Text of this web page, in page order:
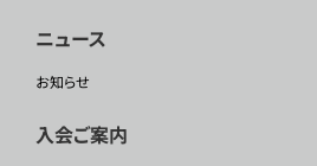
ニュース
お知らせ
入会ご案内